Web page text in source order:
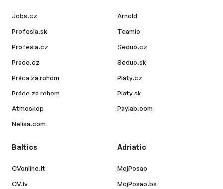
Jobs.cz
Profesia.sk
Profesia.cz
Prace.cz
Práca za rohom
Práce za rohem
Atmoskop
Nelisa.com
Arnold
Teamio
Seduo.cz
Seduo.sk
Platy.cz
Platy.sk
Paylab.com
Baltics
CVonline.lt
CV.lv
Adriatic
MojPosao
MojPosao.ba